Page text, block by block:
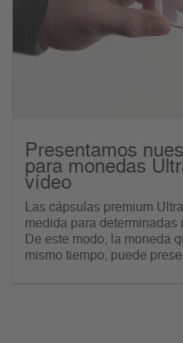
Presentamos
para monedas
vídeo
Las cápsulas premium
medida para determinadas
De este modo, la moneda
mismo tiempo, puede